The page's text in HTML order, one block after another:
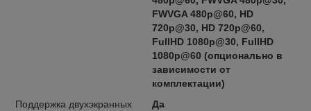
FWVGA 480p@60, HD
720p@30, HD 720p@60,
FullHD 1080p@30, FullHD
1080p@60 (опционально в
зависимости от
комплектации)
Поддержка двухэкранных
Да